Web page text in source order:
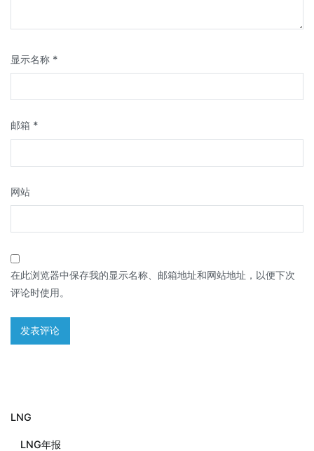
显示名称 *
邮箱 *
网站
在此浏览器中保存我的显示名称、邮箱地址和网站地址，以便下次
评论时使用。
LNG
LNG年报